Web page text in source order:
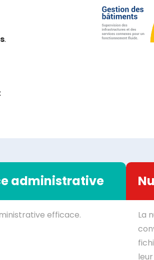
.
administrative
efficace.
La